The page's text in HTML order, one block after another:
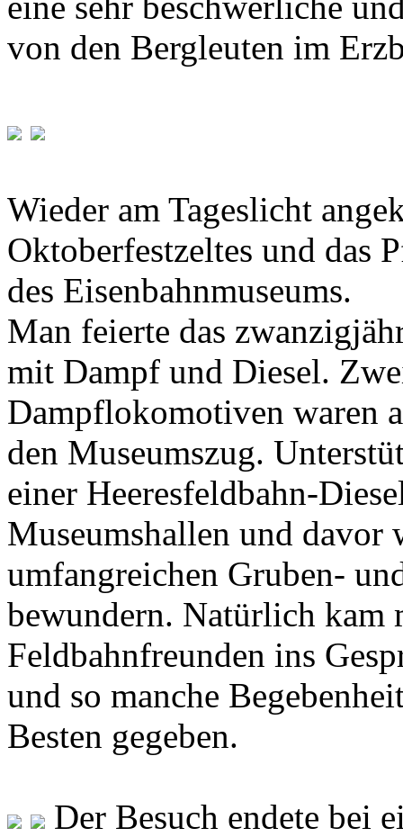
von den Bergleuten im
Wieder am Tageslicht
Oktoberfestzeltes und das
des Eisenbahnmuseums.
Man feierte das
mit Dampf und Diesel.
Dampflokomotiven waren
den Museumszug.
einer Heeresfeldbahn-
Museumshallen und davor
umfangreichen Gruben-
bewundern. Natürlich kam
Feldbahnfreunden ins
und so manche
Besten gegeben.
Der Besuch endete bei